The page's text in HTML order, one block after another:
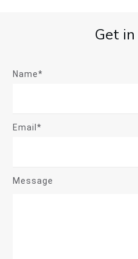
Get
Name*
Email*
Message